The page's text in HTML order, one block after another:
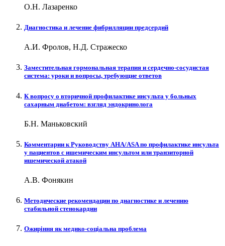
О.Н. Лазаренко
Диагностика и лечение фибрилляции предсердий
А.И. Фролов, Н.Д. Стражеско
Заместительная гормональная терапия и сердечно-сосудистая
система: уроки и вопросы, требующие ответов
К вопросу о вторичной профилактике инсульта у больных
сахарным диабетом: взгляд эндокринолога
Б.Н. Маньковский
Комментарии к Руководству AHA/ASA по профилактике инсульта
у пациентов с ишемическим инсультом или транзиторной
ишемической атакой
А.В. Фонякин
Методические рекомендации по диагностике и лечению
стабильной стенокардии
Ожиріння як медико-соціальна проблема